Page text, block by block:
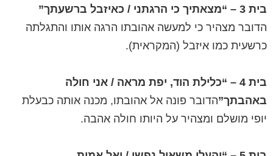
בית 3 – “מצאתיך כי הרגתני / כאיזבל ברשעתך”
הדובר מצהיר כי למעשה אהובתו הרגה אותו והתגלתה
כרשעית כמו איזבל (המקראית).
בית 4 – “כלילת הוד, יפת מראה / אני חולה
באהבתך”הדובר פונה אל אהובתו, מכנה אותה כבעלת
יופי מושלם ומצהיר על היותו חולה אהבה.